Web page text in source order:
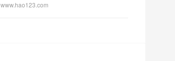
每期同步连载好漫画杂志,为广大的国漫迷
www.hao123.com